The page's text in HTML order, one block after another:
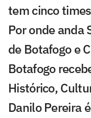
tem cinco
Por onde anda
de Botafogo e
Botafogo
Histórico,
Danilo Pereira